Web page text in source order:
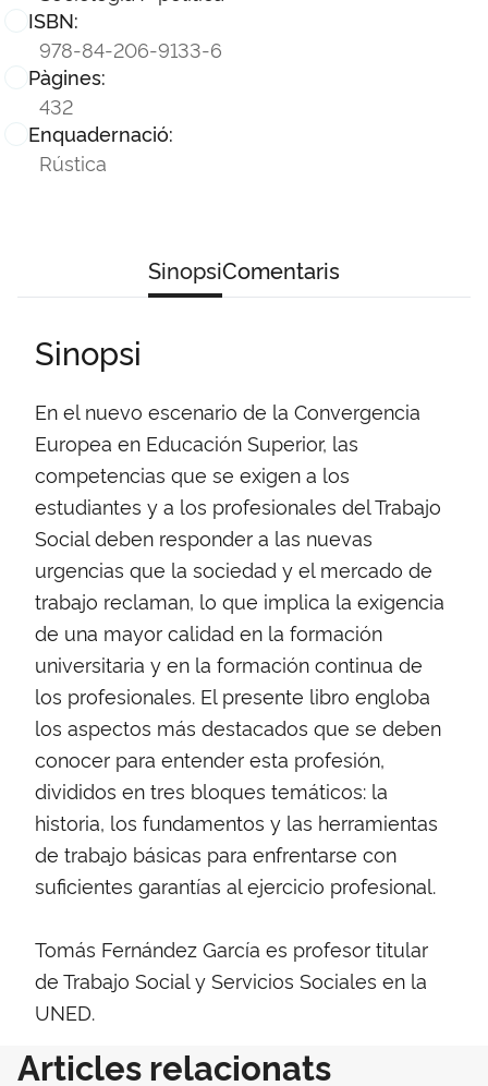
ISBN:
978-84-206-9133-6
Pàgines:
432
Enquadernació:
Rústica
SinopsiComentaris
Sinopsi
En el nuevo escenario de la Convergencia
Europea en Educación Superior, las
competencias que se exigen a los
estudiantes y a los profesionales del Trabajo
Social deben responder a las nuevas
urgencias que la sociedad y el mercado de
trabajo reclaman, lo que implica la exigencia
de una mayor calidad en la formación
universitaria y en la formación continua de
los profesionales. El presente libro engloba
los aspectos más destacados que se deben
conocer para entender esta profesión,
divididos en tres bloques temáticos: la
historia, los fundamentos y las herramientas
de trabajo básicas para enfrentarse con
suficientes garantías al ejercicio profesional.
Tomás Fernández García es profesor titular
de Trabajo Social y Servicios Sociales en la
UNED.
Articles relacionats